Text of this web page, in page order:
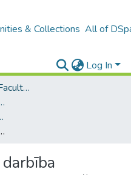
& Collections All of
Log In
B4 – LU fakultātes / Faculties of the UL
Education Sciences and Psychology
and Master's theses
Pumpuru vidusskolas 8. un 9. klasēs